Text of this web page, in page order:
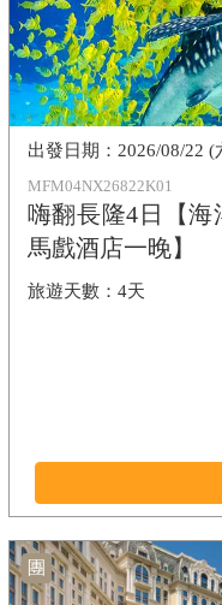
MFM04NX26822K01
嗨翻長隆4日【
馬戲酒店一晚】
4天
2026/08/22 (
團